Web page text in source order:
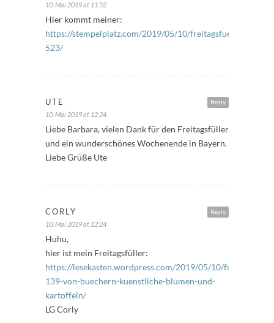
10. Mai 2019 at 11:52
Hier kommt meiner:
https://stempelplatz.com/2019/05/10/freitagsfueller-
523/
Reply
UTE
10. Mai 2019 at 12:24
Liebe Barbara, vielen Dank für den Freitagsfüller
und ein wunderschönes Wochenende in Bayern.
Liebe Grüße Ute
Reply
CORLY
10. Mai 2019 at 12:24
Huhu,
hier ist mein Freitagsfüller:
https://lesekasten.wordpress.com/2019/05/10/
139-von-buechern-kuenstliche-blumen-und-
kartoffeln/
LG Corly